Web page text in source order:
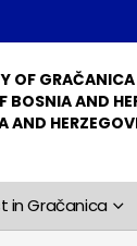
OF GRAČANICA
BOSNIA AND
AND
in Gračanica